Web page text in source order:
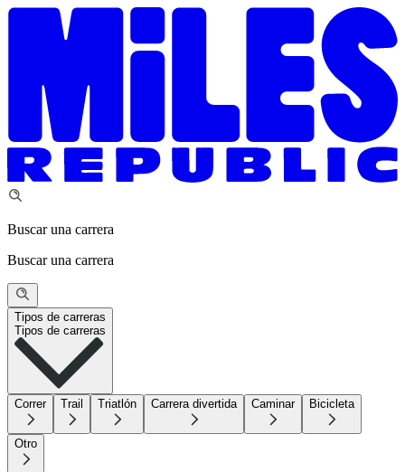
Buscar una carrera
Buscar una carrera
Tipos de carreras
Tipos de carreras
Correr Trail Triatlón Carrera divertida Caminar Bicicleta
Otro